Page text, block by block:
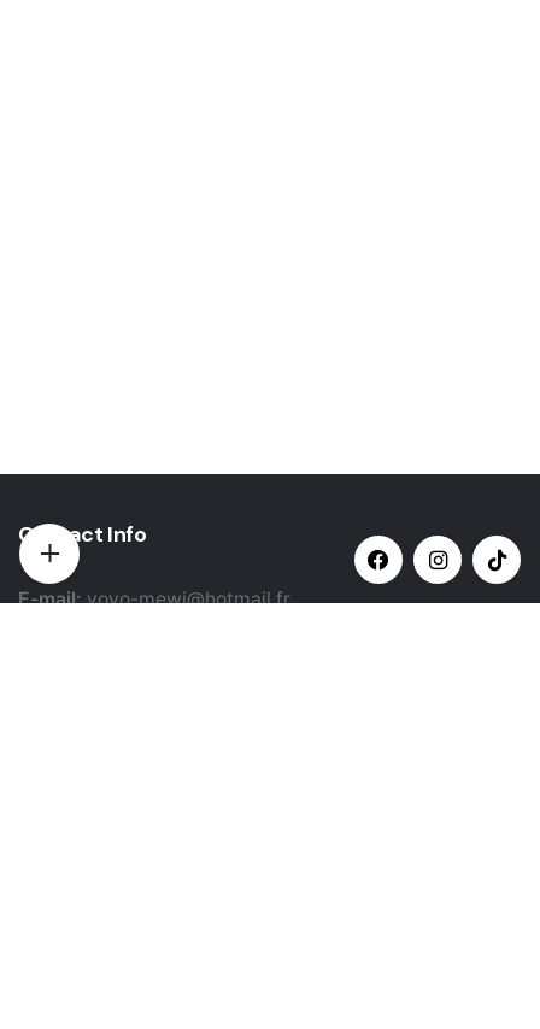
Contact Info
E-mail:yovo-mewi@hotmail.fr